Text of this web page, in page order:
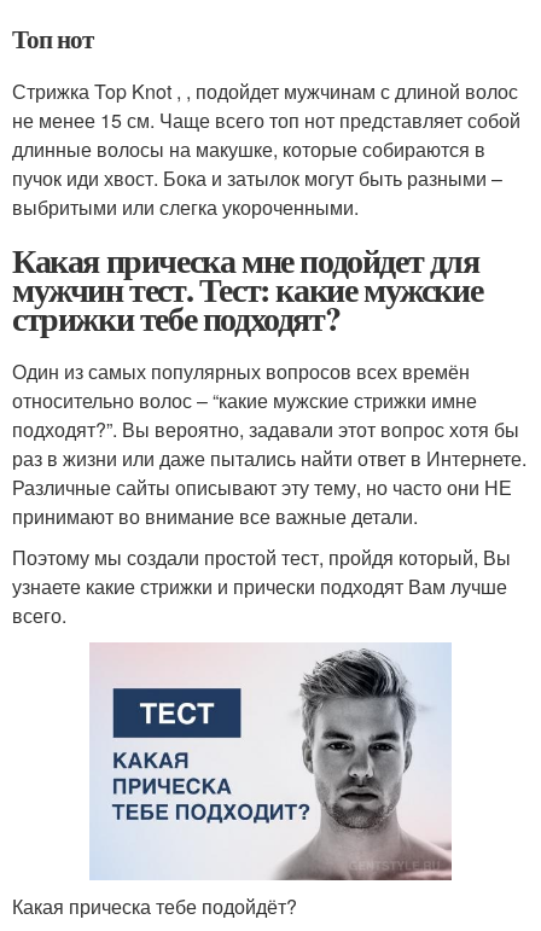
Топ нот
Стрижка Top Knot , , подойдет мужчинам с длиной волос
не менее 15 см. Чаще всего топ нот представляет собой
длинные волосы на макушке, которые собираются в
пучок иди хвост. Бока и затылок могут быть разными –
выбритыми или слегка укороченными.
Какая прическа мне подойдет для
мужчин тест. Тест: какие мужские
стрижки тебе подходят?
Один из самых популярных вопросов всех времён
относительно волос – “какие мужские стрижки имне
подходят?”. Вы вероятно, задавали этот вопрос хотя бы
раз в жизни или даже пытались найти ответ в Интернете.
Различные сайты описывают эту тему, но часто они НЕ
принимают во внимание все важные детали.
Поэтому мы создали простой тест, пройдя который, Вы
узнаете какие стрижки и прически подходят Вам лучше
всего.
Какая прическа тебе подойдёт?